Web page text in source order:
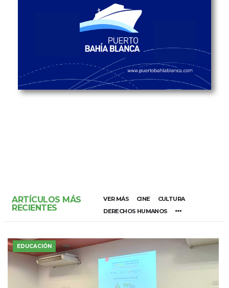
ARTÍCULOS MÁS
RECIENTES
VER MÁS CINE
CULTURA
DERECHOS HUMANOS
EDUCACIÓN